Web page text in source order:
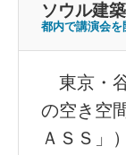
ソウル建
都内で講演会を
東京・
の空き空
ＡＳＳ」